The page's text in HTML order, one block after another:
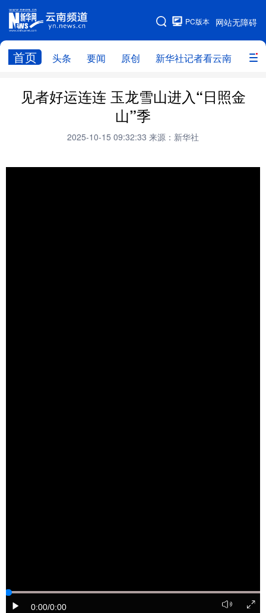
网站无障碍
PC版本
首页 头条 要闻 原创 新华社记者看云南 政务
网站地图
头条 云南要闻 本网原创
政务
云南省领导报道集
教育
州市
社会
见者好运连连 玉龙雪山进入“日照金
山”季
2025-10-15 09:32:33 来源：新华社
0:00/0:00